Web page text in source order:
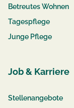
Betreutes Wohnen
Tagespflege
Junge Pflege
Job & Karriere
Stellenangebote